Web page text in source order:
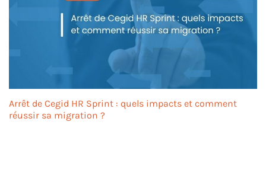
Arrêt de Cegid HR Sprint : quels impacts et comment
réussir sa migration ?